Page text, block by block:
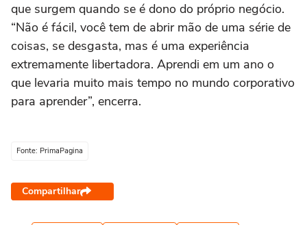
que surgem quando se é dono do próprio negócio.
“Não é fácil, você tem de abrir mão de uma série de
coisas, se desgasta, mas é uma experiência
extremamente libertadora. Aprendi em um ano o
que levaria muito mais tempo no mundo corporativo
para aprender”, encerra.
Fonte: PrimaPagina
Compartilhar